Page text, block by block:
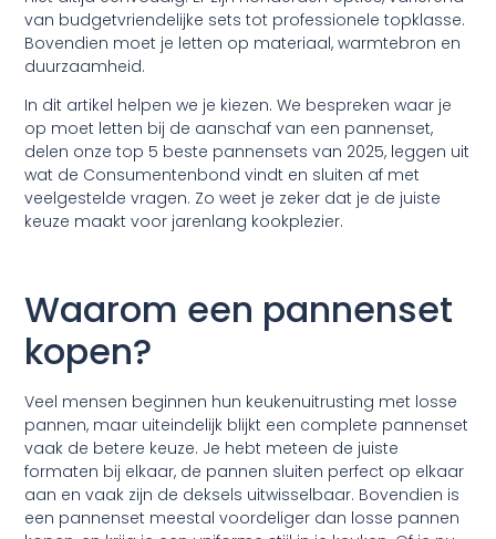
van budgetvriendelijke sets tot professionele topklasse.
Bovendien moet je letten op materiaal, warmtebron en
duurzaamheid.
In dit artikel helpen we je kiezen. We bespreken waar je
op moet letten bij de aanschaf van een pannenset,
delen onzetop 5 beste pannensets van 2025, leggen uit
wat de Consumentenbond vindt en sluiten af met
veelgestelde vragen. Zo weet je zeker dat je de juiste
keuze maakt voor jarenlang kookplezier.
Waarom een pannenset
kopen?
Veel mensen beginnen hun keukenuitrusting met losse
pannen, maar uiteindelijk blijkt een complete pannenset
vaak de betere keuze. Je hebt meteen de juiste
formaten bij elkaar, de pannen sluiten perfect op elkaar
aan en vaak zijn de deksels uitwisselbaar. Bovendien is
een pannenset meestal voordeliger dan losse pannen